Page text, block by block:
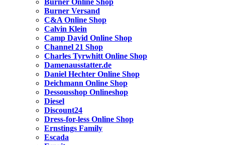
Burner Online Shop
Burner Versand
C&A Online Shop
Calvin Klein
Camp David Online Shop
Channel 21 Shop
Charles Tyrwhitt Online Shop
Damenausstatter.de
Daniel Hechter Online Shop
Deichmann Online Shop
Dessousshop Onlineshop
Diesel
Discount24
Dress-for-less Online Shop
Ernstings Family
Escada